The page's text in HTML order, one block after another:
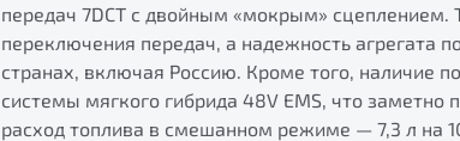
передач 7DCT с двойным «мокрым» сцеплением.
переключения передач, а надежность агрегата
странах, включая Россию. Кроме того, наличие
системы мягкого гибрида 48V EMS, что
расход топлива в смешанном режиме — 7,3 л на